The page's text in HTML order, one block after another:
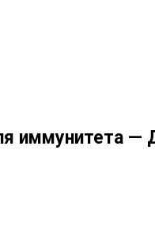
иммунитета —